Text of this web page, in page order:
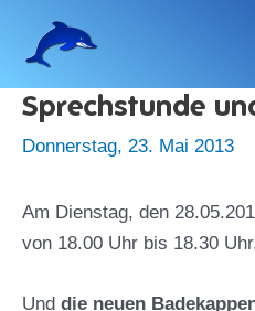
Inhalt
springen
Sprechstunde
Donnerstag, 23. Mai 2013
Am Dienstag, den
von 18.00 Uhr bis 18.30
Und die neuen